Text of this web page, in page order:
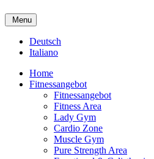
Menu
Deutsch
Italiano
Home
Fitnessangebot
Fitnessangebot
Fitness Area
Lady Gym
Cardio Zone
Muscle Gym
Pure Strength Area